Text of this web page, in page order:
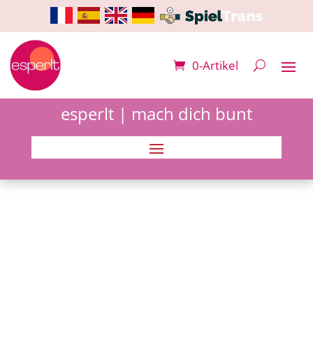
0-Artikel
esperlt | mach dich bunt